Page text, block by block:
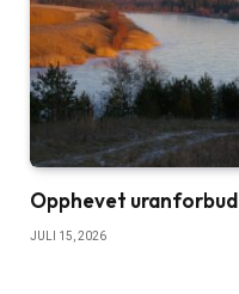
Opphevet uranforbud
JULI 15, 2026